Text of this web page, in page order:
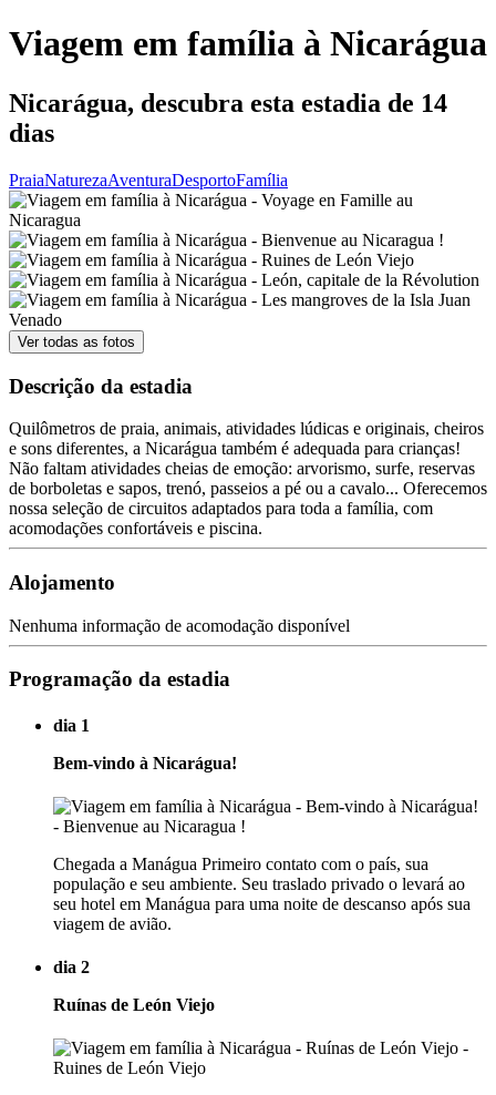
Viagem em família à Nicarágua
Nicarágua, descubra esta estadia de 14
dias
PraiaNaturezaAventuraDesportoFamília
Ver todas as fotos
Descrição da estadia
Quilômetros de praia, animais, atividades lúdicas e originais, cheiros
e sons diferentes, a Nicarágua também é adequada para crianças!
Não faltam atividades cheias de emoção: arvorismo, surfe, reservas
de borboletas e sapos, trenó, passeios a pé ou a cavalo... Oferecemos
nossa seleção de circuitos adaptados para toda a família, com
acomodações confortáveis e piscina.
Alojamento
Nenhuma informação de acomodação disponível
Programação da estadia
dia 1
Bem-vindo à Nicarágua!
Chegada a Manágua Primeiro contato com o país, sua
população e seu ambiente. Seu traslado privado o levará ao
seu hotel em Manágua para uma noite de descanso após sua
viagem de avião.
dia 2
Ruínas de León Viejo